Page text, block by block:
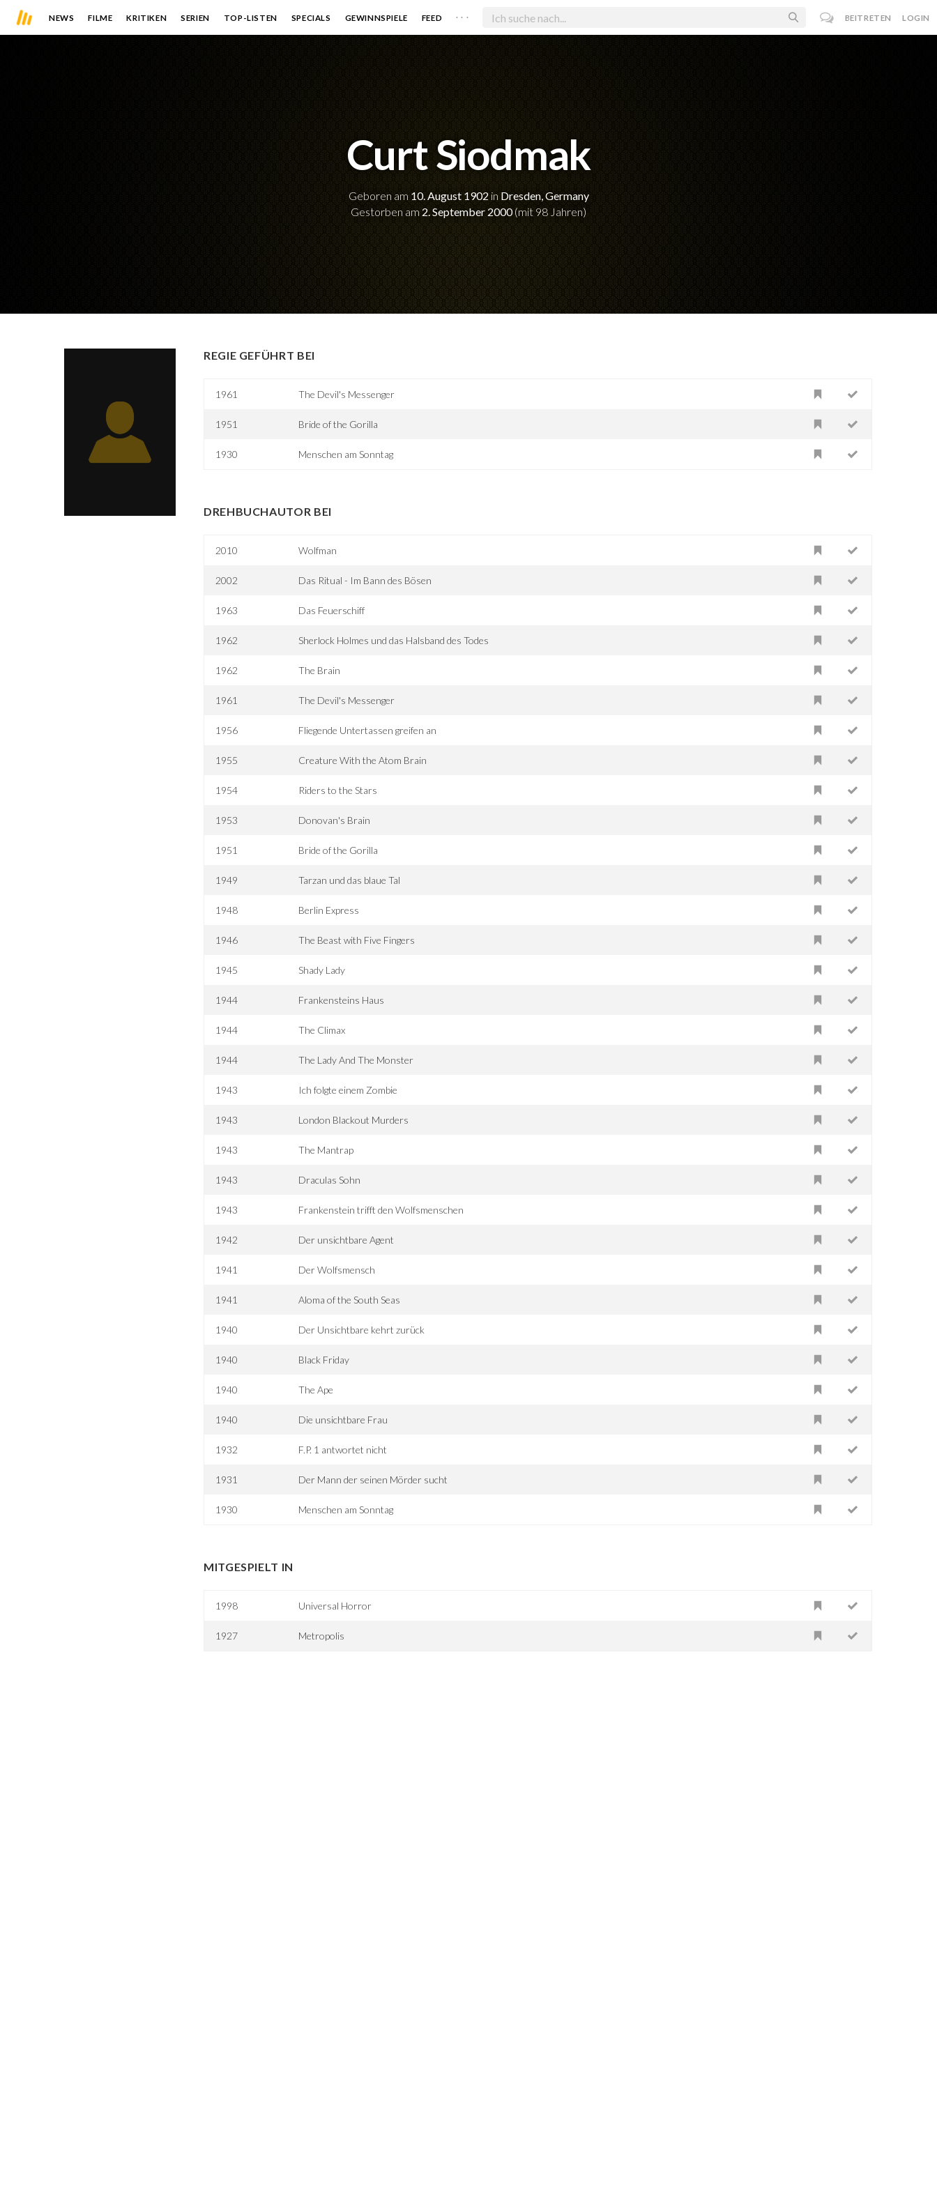
NEWS FILME KRITIKEN SERIEN TOP-LISTEN SPECIALS GEWINNSPIELE FEED . . . BEITRETEN LOGIN
Curt Siodmak
Geboren am 10. August 1902in Dresden, Germany
Gestorben am 2. September 2000(mit 98 Jahren)
REGIE GEFÜHRT BEI
1961 The Devil's Messenger
1951 Bride of the Gorilla
1930 Menschen am Sonntag
DREHBUCHAUTOR BEI
2010 Wolfman
2002 Das Ritual - Im Bann des Bösen
1963 Das Feuerschiff
1962 Sherlock Holmes und das Halsband des Todes
1962 The Brain
1961 The Devil's Messenger
1956 Fliegende Untertassen greifen an
1955 Creature With the Atom Brain
1954 Riders to the Stars
1953 Donovan's Brain
1951 Bride of the Gorilla
1949 Tarzan und das blaue Tal
1948 Berlin Express
1946 The Beast with Five Fingers
1945 Shady Lady
1944 Frankensteins Haus
1944 The Climax
1944 The Lady And The Monster
1943 Ich folgte einem Zombie
1943 London Blackout Murders
1943 The Mantrap
1943 Draculas Sohn
1943 Frankenstein trifft den Wolfsmenschen
1942 Der unsichtbare Agent
1941 Der Wolfsmensch
1941 Aloma of the South Seas
1940 Der Unsichtbare kehrt zurück
1940 Black Friday
1940 The Ape
1940 Die unsichtbare Frau
1932 F.P. 1 antwortet nicht
1931 Der Mann der seinen Mörder sucht
1930 Menschen am Sonntag
MITGESPIELT IN
1998 Universal Horror
1927 Metropolis